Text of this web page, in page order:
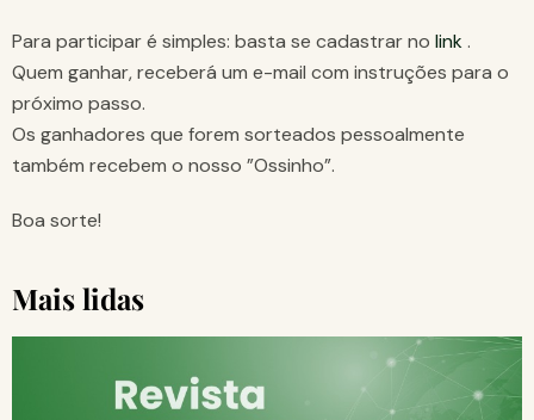
Para participar é simples: basta se cadastrar no link.
Quem ganhar, receberá um e-mail com instruções para o
próximo passo.
Os ganhadores que forem sorteados pessoalmente
também recebem o nosso ”Ossinho”.
Boa sorte!
Mais lidas